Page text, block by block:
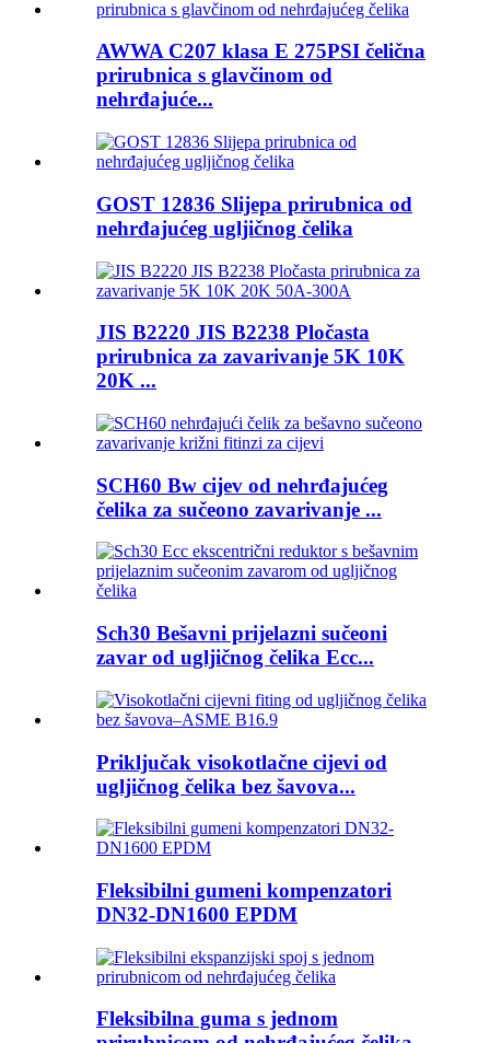
AWWA C207 klasa E 275PSI čelična
prirubnica s glavčinom od
nehrđajuće...
GOST 12836 Slijepa prirubnica od
nehrđajućeg ugljičnog čelika
JIS B2220 JIS B2238 Pločasta
prirubnica za zavarivanje 5K 10K
20K ...
SCH60 Bw cijev od nehrđajućeg
čelika za sučeono zavarivanje ...
Sch30 Bešavni prijelazni sučeoni
zavar od ugljičnog čelika Ecc...
Priključak visokotlačne cijevi od
ugljičnog čelika bez šavova...
Fleksibilni gumeni kompenzatori
DN32-DN1600 EPDM
Fleksibilna guma s jednom